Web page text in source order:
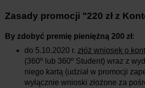
Zasady promocji "220 zł z
By zdobyć premię pieniężną 200 zł:
do 5.10.2020 r. złóż wniosek o
(360º lub 360º Student) wraz z
niego kartą (udział w promocji
wyłącznie wnioski złożone za